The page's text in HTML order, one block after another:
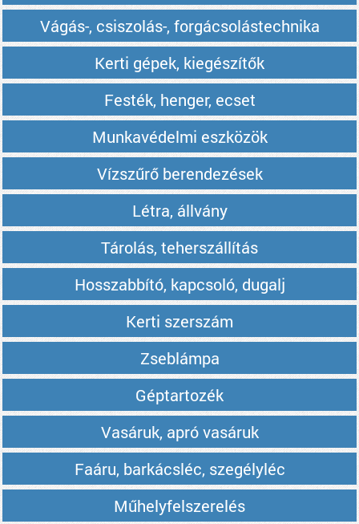
Vágás-, csiszolás-, forgácsolástechnika
Kerti gépek, kiegészítők
Festék, henger, ecset
Munkavédelmi eszközök
Vízszűrő berendezések
Létra, állvány
Tárolás, teherszállítás
Hosszabbító, kapcsoló, dugalj
Kerti szerszám
Zseblámpa
Géptartozék
Vasáruk, apró vasáruk
Faáru, barkácsléc, szegélyléc
Műhelyfelszerelés